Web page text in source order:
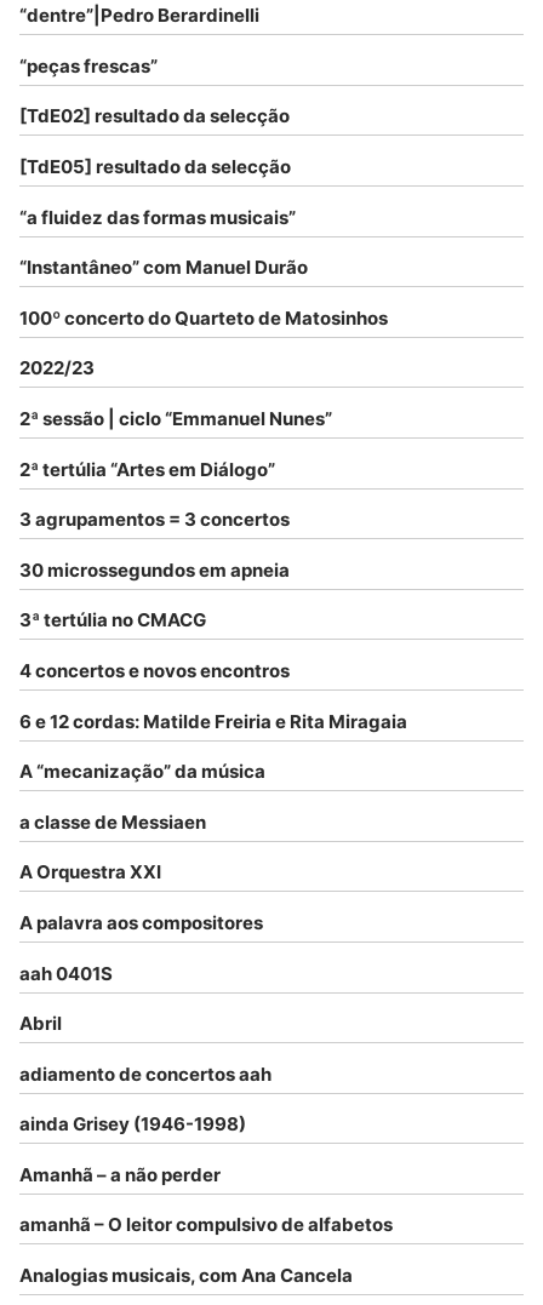
“dentre”|Pedro Berardinelli
“peças frescas”
[TdE02] resultado da selecção
[TdE05] resultado da selecção
“a fluidez das formas musicais”
“Instantâneo” com Manuel Durão
100º concerto do Quarteto de Matosinhos
2022/23
2ª sessão | ciclo “Emmanuel Nunes”
2ª tertúlia “Artes em Diálogo”
3 agrupamentos = 3 concertos
30 microssegundos em apneia
3ª tertúlia no CMACG
4 concertos e novos encontros
6 e 12 cordas: Matilde Freiria e Rita Miragaia
A “mecanização” da música
a classe de Messiaen
A Orquestra XXI
A palavra aos compositores
aah 0401S
Abril
adiamento de concertos aah
ainda Grisey (1946-1998)
Amanhã – a não perder
amanhã – O leitor compulsivo de alfabetos
Analogias musicais, com Ana Cancela